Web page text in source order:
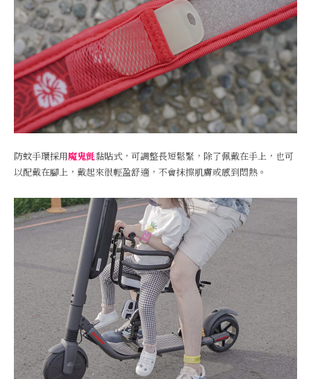
防蚊手環採用魔鬼氈黏貼式，可調整長短鬆緊，除了佩戴在手上，也可
以配戴在腳上，戴起來很輕盈舒適，不會抹擦肌膚或感到悶熱。